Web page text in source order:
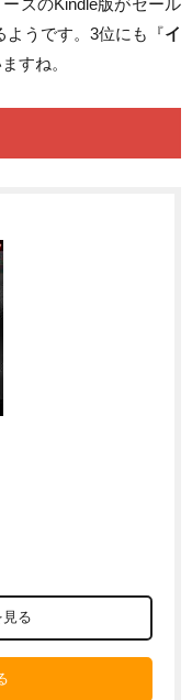
ズのKindle版がセール
ようです。3位にも『イ
すね。
る